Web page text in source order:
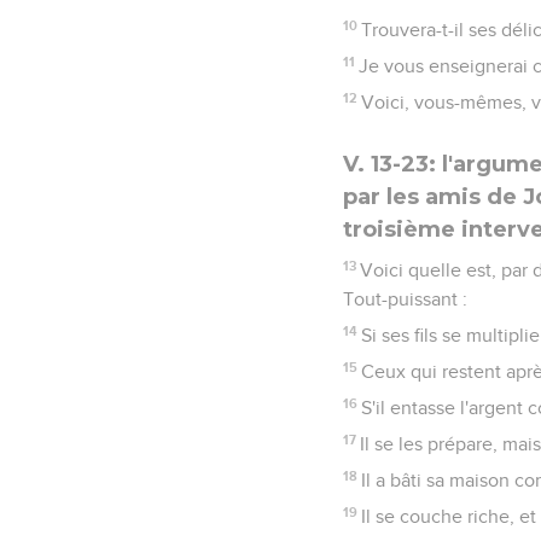
10 Trouvera-t-il ses
11 Je vous enseignerai
12 Voici, vous-mêmes,
V. 13-23:
par les amis de
troisième
13 Voici quelle est, par
Tout-puissant :
14 Si ses fils se
15 Ceux qui restent
16 S'il entasse l'argent
17 Il se les prépare,
18 Il a bâti sa maison
19 Il se couche riche,